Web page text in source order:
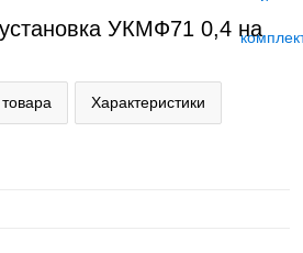
УКМФ71 0,4 на
Характеристики